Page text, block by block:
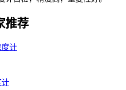
推荐
计
计